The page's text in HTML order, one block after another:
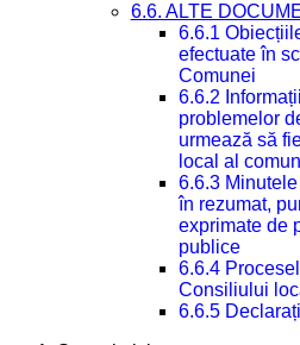
6.6. ALTE
6.6.1
efectuate în
Comunei
6.6.2
problemelor
urmează să
local al
6.6.3
în rezumat,
exprimate de
publice
6.6.4
Consiliului
6.6.5